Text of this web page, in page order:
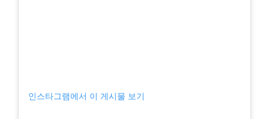
인스타그램에서 이 게시물 보기